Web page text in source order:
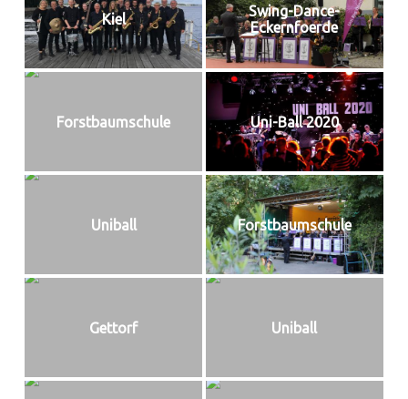
Kiel
Swing-Dance-
Eckernfoerde
Forstbaumschule Uni-Ball 2020
Uniball Forstbaumschule
Gettorf Uniball